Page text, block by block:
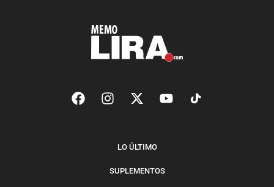
LO ÚLTIMO
SUPLEMENTOS